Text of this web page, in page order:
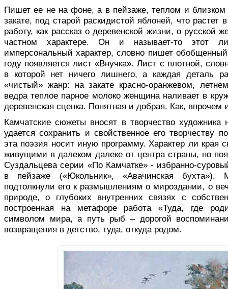
Пишет ее не на фоне, а в пейзаже, теплом и близком
закате, под старой раскидистой яблоней, что растет
работу, как рассказ о деревенской жизни, о
частном характере. Он и называет-то этот
имперсональный характер, словно пишет
году появляется лист «Внучка». Лист с плотной,
в которой нет ничего лишнего, а каждая деталь
«чистый» жанр: на закате красно-оранжевом,
ведра теплое парное молоко женщина наливает в
деревенская сценка. Понятная и добрая. Как,
Камчатские сюжеты вносят в творчество
удается сохранить и свойственное его творчеству
эта поэзия носит иную программу. Характер ли края
живущими в далеком далеке от центра страны, но
Суздальцева серии «По Камчатке» - избранно-
в пейзаже («Юкольник», «Авачинская бухта»).
подтолкнули его к размышлениям о мироздании, о
природе, о глубоких внутренних связях с
построенная на метафоре работа «Туда, где
символом мира, а путь рыб – дорогой
возвращения в детство, туда, откуда родом.